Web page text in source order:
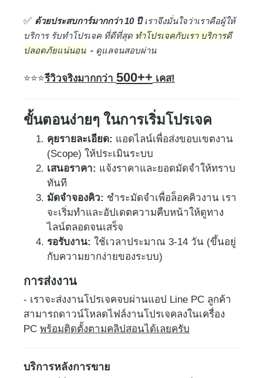
✅ ด้ว​ยประสบการ์มากกว่า 10 ปีเราจึงมั่นใจว่าเราคือผู้ให้
บริการ รับทำโปรเจค ที่ดีที่สุด ทำโปรเจคกับเรา บริการดี
ปลอดภัยแน่นอน - ดูแลจนสอบผ่าน
⭐⭐⭐รีวิวจริงมากกว่า 500++ เคส!
ขั้นตอนง่ายๆ ในการเริ่มโปรเจค
คุยรายละเอียด: แอดไลน์เพื่อส่งขอบเขตงาน
(Scope) ให้ประเมินระบบ
เสนอราคา: แจ้งราคาและยอดมัดจำให้ทราบ
ทันที
มัดจำจองคิว: ชำระมัดจำเพื่อล็อคคิวงาน เรา
จะเริ่มทำและอัปเดตความคืบหน้าให้ดูทาง
ไลน์ตลอดจนเสร็จ
รอรับงาน: ใช้เวลาประมาณ 3-14 วัน (ขึ้นอยู่
กับความยากง่ายของระบบ)
การส่งงาน
- เราจะส่งงานโปรเจคจบผ่านแอป Line PC ลูกค้า
สามารถดาวน์โหลดไฟล์งานโปรเจคลงในเครื่อง
PC พร้อมติดตั้งตามคลิปสอนได้เลยครับ
บริการหลังการขาย